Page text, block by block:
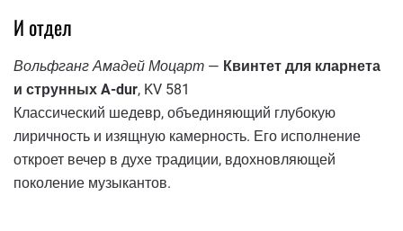
И отдел
Вольфганг Амадей Моцарт — Квинтет для кларнета
и струнных A-dur, KV 581
Классический шедевр, объединяющий глубокую
лиричность и изящную камерность. Его исполнение
откроет вечер в духе традиции, вдохновляющей
поколение музыкантов.